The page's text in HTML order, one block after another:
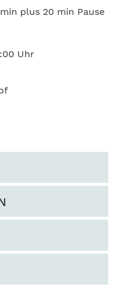
plus 20 min Pause
Uhr